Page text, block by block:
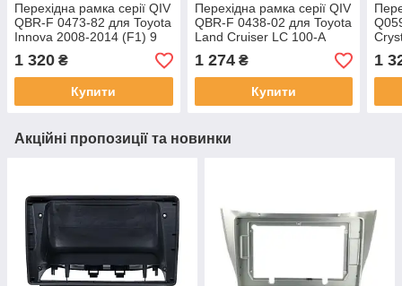
Перехідна рамка серії QIV
QBR-F 0473-82 для Toyota
Innova 2008-2014 (F1) 9
дюймів
1 320 ₴
Купити
Перехідна рамка серії QIV
QBR-F 0438-02 для Toyota
Land Cruiser LC 100-A
2003-2008 9 дюймів
1 274₴
Купити
1
Акційні пропозиції та новинки